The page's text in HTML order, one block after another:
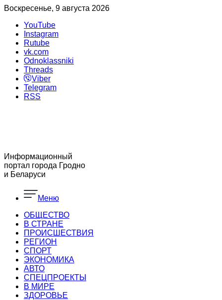
Воскресенье, 9 августа 2026
YouTube
Instagram
Rutube
vk.com
Odnoklassniki
Threads
Viber
Telegram
RSS
Информационный
портал города Гродно
и Беларуси
Меню
ОБЩЕСТВО
В СТРАНЕ
ПРОИСШЕСТВИЯ
РЕГИОН
CПОРТ
ЭКОНОМИКА
АВТО
СПЕЦПРОЕКТЫ
В МИРЕ
ЗДОРОВЬЕ